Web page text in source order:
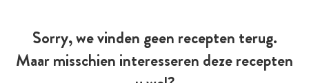
Sorry, we vinden geen recepten terug.
Maar misschien interesseren deze recepten